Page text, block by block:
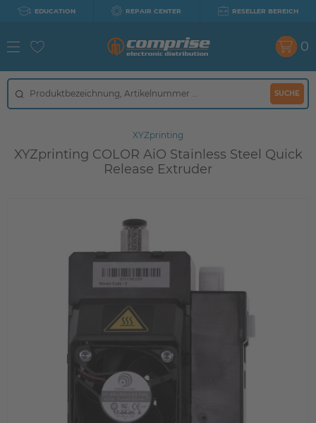
EDUCATION REPAIR CENTER RESELLER BEREICH
SUCHE
0
XYZprinting
XYZprinting COLOR AiO Stainless Steel Quick
Release Extruder